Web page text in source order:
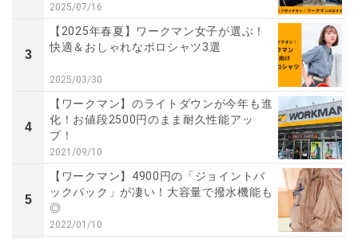
2025/07/16
3
【2025年春夏】ワークマン女子が選ぶ！
快適＆おしゃれなポロシャツ3選
2025/03/30
4
【ワークマン】のライトダウンが今年も進
化！お値段2500円のまま耐久性能アッ
プ！
2021/09/10
5
【ワークマン】4900円の「ジョイントバ
ックパック」が凄い！大容量で撥水機能も
◎
2022/01/10